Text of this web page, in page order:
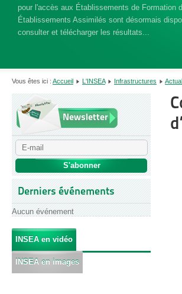
pour l'accès aux Établissements de Formation
Établissements Assimilés sont désormais
consulter et télécharger les résultats...
Vous êtes ici : Accueil L'INSEA Infrastructures
Newsletter
Derniers événements
Aucun événement
INSEA en vidéo
INSEA en images